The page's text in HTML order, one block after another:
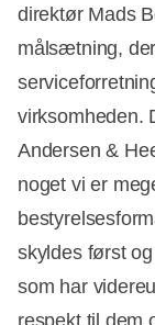
direktør Mads
målsætning,
virksomheden.
Andersen &
noget vi er
skyldes først
som har
respekt til dem